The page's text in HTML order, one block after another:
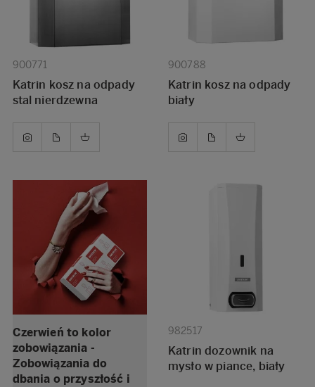
900771
Katrin kosz na odpady
stal nierdzewna
900788
Katrin kosz na odpady
biały
Czerwień to kolor
zobowiązania -
Zobowiązania do
dbania o przyszłość i
982517
Katrin dozownik na
mysło w piance, biały